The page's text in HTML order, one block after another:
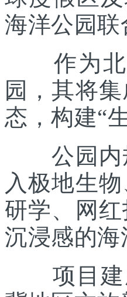
海洋公园联
作为北
园，其将
态，构建“
公园内规
入极地生
研学、网
沉浸感的
项目建成